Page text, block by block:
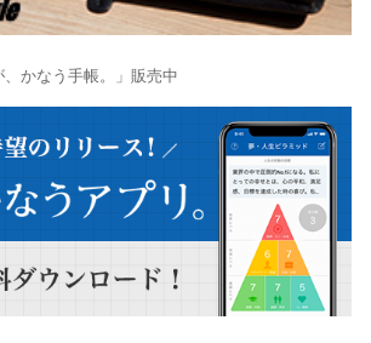
かなう手帳。」販売中